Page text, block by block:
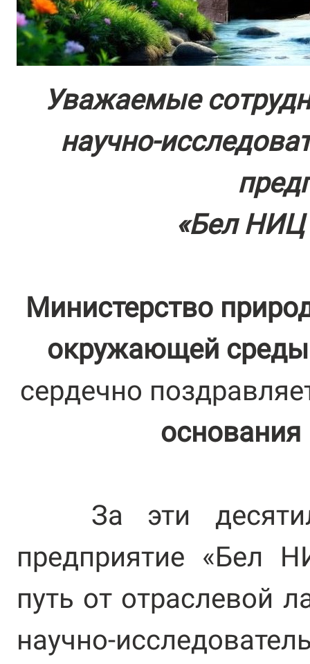
Уважаемые
научно-
«Бел НИЦ
Министерство
окружающей среды
сердечно
основания
За эти
предприятие «Бел
путь от отраслевой
научно-